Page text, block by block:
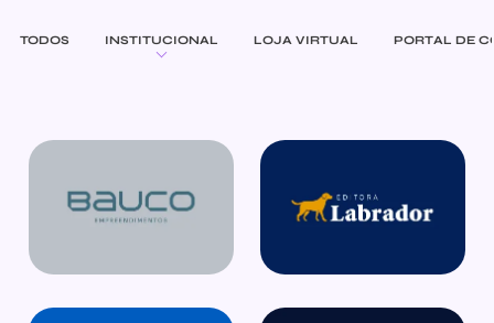
TODOS INSTITUCIONAL LOJA VIRTUAL PORTAL DE